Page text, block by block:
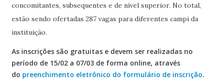
concomitantes, subsequentes e de nível superior. No total,
estão sendo ofertadas 287 vagas para diferentes campi da
instituição.
As inscrições são gratuitas e devem ser realizadas no
período de 15/02 a 07/03 de forma online, através
do preenchimento eletrônico do formulário de inscrição.